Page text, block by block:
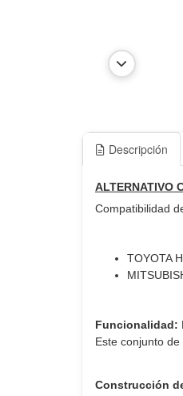
Descripción